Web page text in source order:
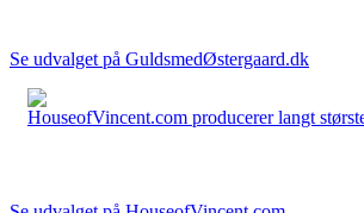
Se udvalget på GuldsmedØstergaard.dk
HouseofVincent.com producerer langt